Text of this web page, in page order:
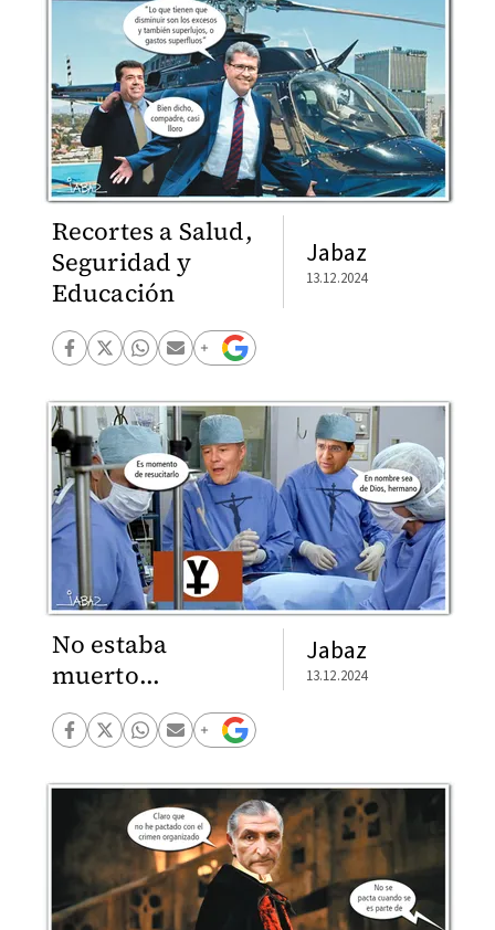
Recortes a Salud,
Seguridad y
Educación
Jabaz
13.12.2024
No estaba
muerto...
Jabaz
13.12.2024